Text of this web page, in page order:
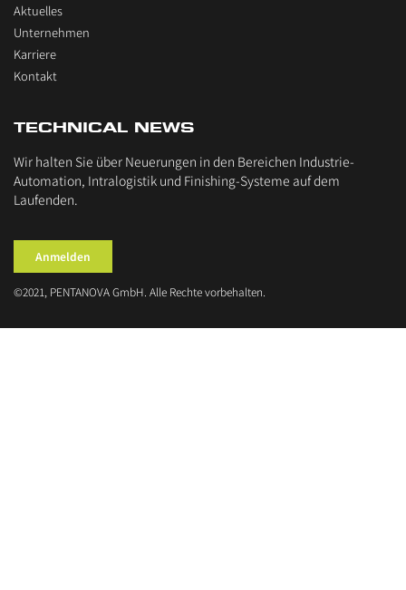
Aktuelles
Unternehmen
Karriere
Kontakt
TECHNICAL NEWS
Wir halten Sie über Neuerungen in den Bereichen Industrie-
Automation, Intralogistik und Finishing-Systeme auf dem
Laufenden.
Anmelden
©2021, PENTANOVA GmbH. Alle Rechte vorbehalten.